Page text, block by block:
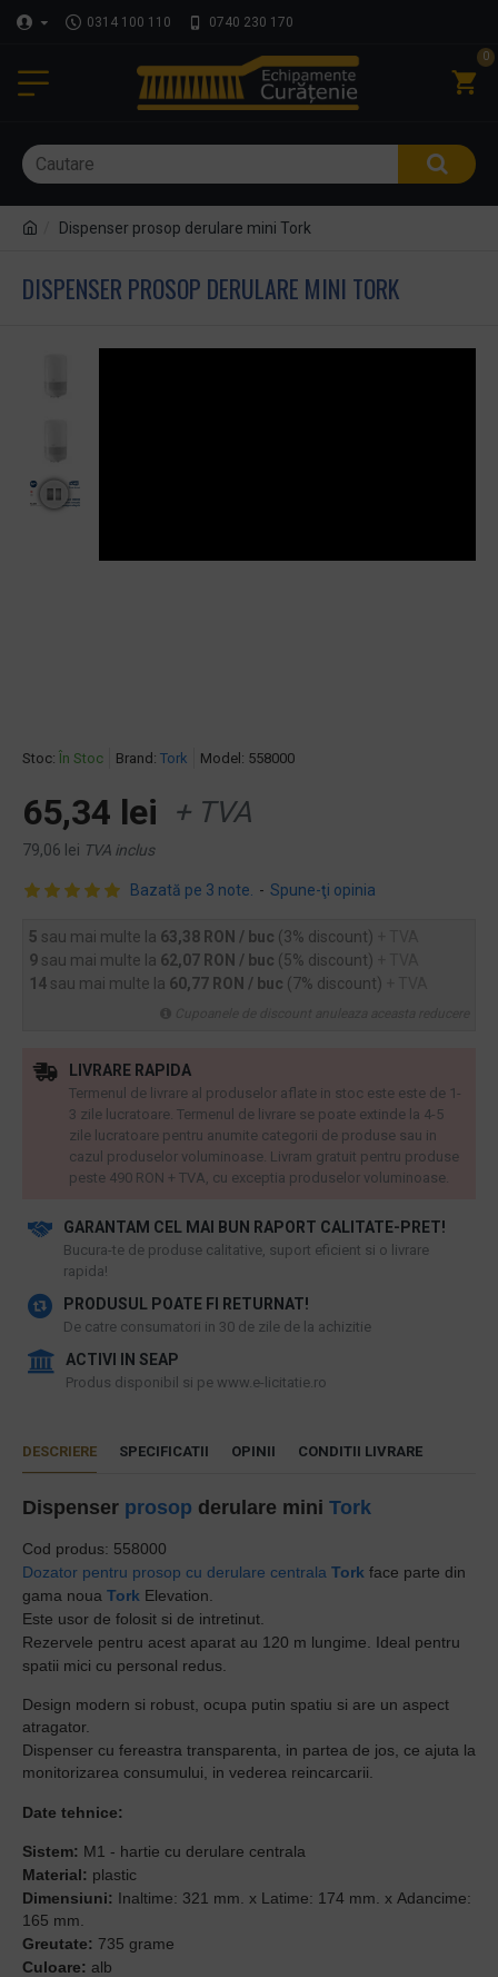
0314 100 110 0740 230 170
0
Dispenser prosop derulare mini Tork
DISPENSER PROSOP DERULARE MINI TORK
Stoc: În Stoc Brand: Tork Model: 558000
Bazată pe 3 note. - Spune-ţi opinia
65,34 lei + TVA
79,06 lei TVA inclus
5 sau mai multe la 63,38 RON / buc (3% discount)
9 sau mai multe la 62,07 RON / buc (5% discount)
14 sau mai multe la 60,77 RON / buc (7% discount)
GARANTAM CEL MAI BUN RAPORT CALITATE-PRET!
​Bucura-te de produse calitative, suport eficient si o livrare
rapida!
PRODUSUL POATE FI RETURNAT!
De catre consumatori in 30 de zile de la achizitie
ACTIVI IN SEAP
Produs disponibil si pe www.e-licitatie.ro
LIVRARE RAPIDA
Termenul de livrare al produselor aflate in stoc este este de 1-
3 zile lucratoare. Termenul de livrare se poate extinde la 4-5
zile lucratoare pentru anumite categorii de produse sau in
cazul produselor voluminoase. Livram gratuit pentru produse
peste 490 RON + TVA, cu exceptia produselor voluminoase.
DESCRIERE SPECIFICATII OPINII CONDITII LIVRARE
Dispenser prosop derulare mini Tork
Cod produs: 558000
Dozator pentru prosop cu derulare centrala Tork face parte din
gama noua Tork Elevation.
Este usor de folosit si de intretinut.
Rezervele pentru acest aparat au 120 m lungime. Ideal pentru
spatii mici cu personal redus.
Design modern si robust, ocupa putin spatiu si are un aspect
atragator.
Dispenser cu fereastra transparenta, in partea de jos, ce ajuta la
monitorizarea consumului, in vederea reincarcarii.
Date tehnice:
Sistem: M1 - hartie cu derulare centrala
Material: plastic
Dimensiuni: Inaltime: 321 mm. x Latime: 174 mm. x Adancime:
165 mm.
Greutate: 735 grame
Culoare: alb